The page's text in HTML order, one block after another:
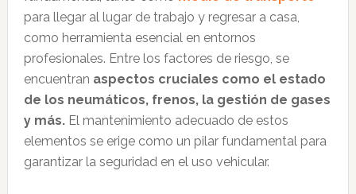
para llegar al lugar de trabajo y regresar a casa,
como herramienta esencial en entornos
profesionales. Entre los factores de riesgo, se
encuentran aspectos cruciales como el estado
de los neumáticos, frenos, la gestión de gases
y más.El mantenimiento adecuado de estos
elementos se erige como un pilar fundamental para
garantizar la seguridad en el uso vehicular.